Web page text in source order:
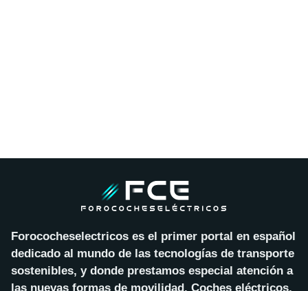
Forococheselectricos es el primer portal en español
dedicado al mundo de las tecnologías de transporte
sostenibles, y donde prestamos especial atención a
las nuevas formas de movilidad. Coches eléctricos,